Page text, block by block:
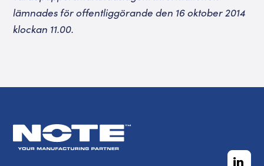
lämnades för offentliggörande den 16 oktober 2014
klockan 11.00.